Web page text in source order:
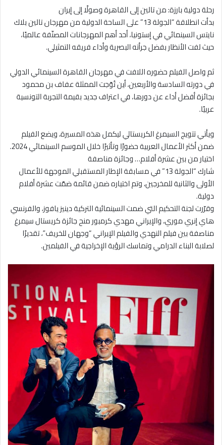
رحلة دولية بارزة: من تالين إلى القاهرة وصولًا إلى إيران
بدأت انطلاقة “الجولة 13” على الساحة الدولية من مهرجان تالين بلاك
نايتس السينمائي في إستونيا، أحد أهم المهرجانات المصنّفة عالميًا،
حيث لفت الأنظار بفضل جرأته البصرية وأداء فريقه التمثيلي.
ثم واصل الفيلم حضوره اللافت في مهرجان القاهرة السينمائي الدولي
في دورته السادسة والأربعين، أين تُوّجت الممثلة عفاف بن محمود
بجائزة أفضل أداء عن دورها، في اعتراف جديد بقيمة التجربة التونسية
عربيًا.
ويأتي تتويج السيمرغ الكريستالي ليكمل هذه المسيرة، ويضع الفيلم
ضمن أكثر الأعمال العربية حضورًا وتأثيرًا خلال الموسم السينمائي 2024.
اختيار من بين عشرة أفلام… وجائزة مناصفة
شارك “الجولة 13” في مسابقة الإطار المستقبلي الموجهة للأعمال
الأولى والثانية للمخرجين، وتم اختياره ضمن قائمة ضمّت عشرة أفلام
دولية.
وقرّرت لجنة التحكيم التي ضمت السينمائية التركية دينيز يافوز، والفرنسي
هاي إنري موري، والإيراني مهدي كرمبور منح جائزة كريستال سيمرغ
مناصفة بين فيلم النهدي والفيلم الإيراني “وجهان للخريف”، تقديرًا
لصلابة البناء الدرامي وتماسك الرؤية الإخراجية في الفيلمين.